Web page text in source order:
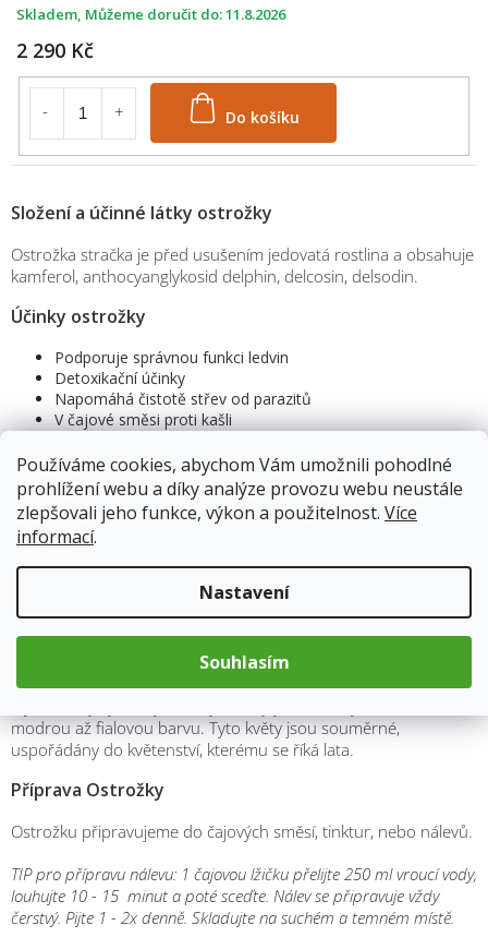
Používáme cookies, abychom Vám umožnili pohodlné
prohlížení webu a díky analýze provozu webu neustále
zlepšovali jeho funkce, výkon a použitelnost. Více
informací.
Nastavení
Souhlasím
2 290 Kč
Do košíku
Skladem 11.8.2026
Složení a účinné látky ostrožky
Ostrožka stračka je před usušením jedovatá rostlina a obsahuje
kamferol, anthocyanglykosid delphin, delcosin, delsodin.
Účinky ostrožky
Podporuje správnou funkci ledvin
Detoxikační účinky
Napomáhá čistotě střev od parazitů
V čajové směsi proti kašli
Projímavé účinky
Močopudné účinky
Pomáhá při nemocech močového měchýře
dle nařízení ES č.1924/2006 nemůžeme uvádět zdravotní
účinky, proto výše uvedené léčivé účinky jsou formou tipů našich
babiček a tradičního lidového léčitelství.
Ostrožka je jednoletá bylina, dorůstající se až 120 cm. Její listy
jsou řapíkaté a dva až tři krát zpeřené. Listy mají taktéž
čárkovité úkrojky. Její lodyha je přímá, roztroušeně chlupatá a
modrou až fialovou barvu. Tyto květy jsou souměrné,
uspořádány do květenství, kterému se říká lata.
Příprava Ostrožky
Ostrožku připravujeme do čajových směsí, tinktur, nebo nálevů.
TIP pro přípravu nálevu: 1 čajovou lžičku přelijte 250 ml vroucí vody,
louhujte 10 - 15 minut a poté sceďte. Nálev se připravuje vždy
čerstvý. Pijte 1 - 2x denně. Skladujte na suchém a temném místě.